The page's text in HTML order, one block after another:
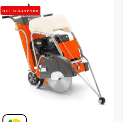
нет в наличии